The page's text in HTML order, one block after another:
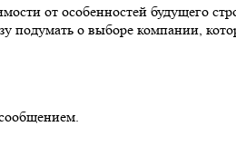
от особенностей будущего
подумать о выборе компании,